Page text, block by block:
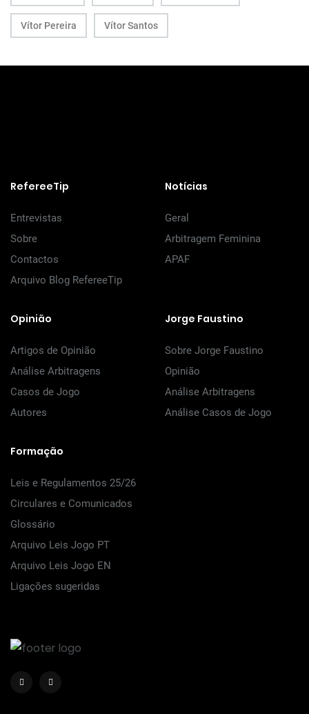
Vítor Pereira Vítor Santos
RefereeTip
Entrevistas
Sobre
Contactos
Arquivo Blog RefereeTip
Notícias
Geral
Arbitragem Feminina
APAF
Opinião
Artigos de Opinião
Análise Arbitragens
Casos de Jogo
Autores
Jorge Faustino
Sobre Jorge Faustino
Opinião
Análise Arbitragens
Análise Casos de Jogo
Formação
Leis e Regulamentos 25/26
Circulares e Comunicados
Glossário
Arquivo Leis Jogo PT
Arquivo Leis Jogo EN
Ligações sugeridas